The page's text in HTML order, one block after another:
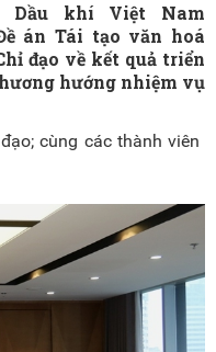
Dầu khí Việt Nam
án Tái tạo văn hoá
đạo về kết quả triển
hướng nhiệm vụ
cùng các thành viên